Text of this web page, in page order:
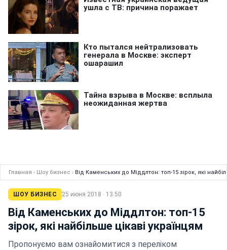
Главная › Шоу бизнес › Від Каменських до Міддлтон: топ-15 зірок, які
ШОУ БИЗНЕС 25 июня 2018 · 13:50
Від Каменських до Міддлтон: топ-15
зірок, які найбільше цікаві українцям
Пропонуємо вам ознайомитися з переліком